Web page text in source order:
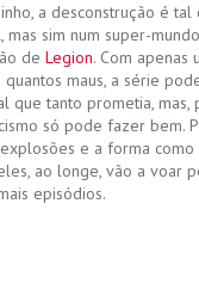
a desconstrução é
mas sim num super-
de Legion. Com
maus, a série
que tanto prometia,
só pode fazer bem.
e a forma
ao longe, vão a voar
episódios.